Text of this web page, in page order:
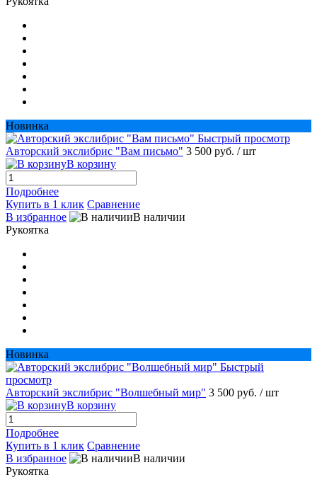
Новинка
Быстрый просмотр
Авторский экслибрис "Вам письмо" 3 500 руб. / шт
В корзину
Подробнее
Купить в 1 клик Сравнение
В избранное
В наличии
Рукоятка
Новинка
Быстрый
просмотр
Авторский экслибрис "Волшебный мир" 3 500 руб. / шт
В корзину
Подробнее
Купить в 1 клик Сравнение
В избранное
В наличии
Рукоятка